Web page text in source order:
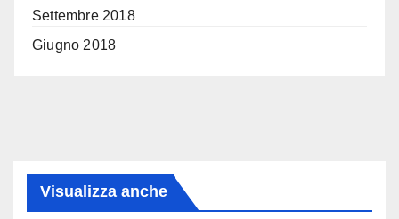
Settembre 2018
Giugno 2018
Visualizza anche